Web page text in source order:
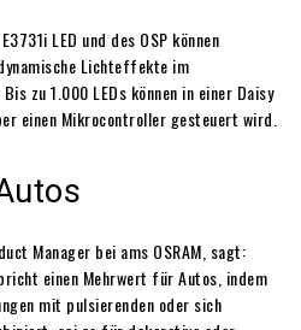
LED und des OSP können
Lichteffekte im
zu 1.000 LEDs können in einer Daisy
einen Mikrocontroller gesteuert wird.
Manager bei ams OSRAM, sagt:
einen Mehrwert für Autos, indem
mit pulsierenden oder sich